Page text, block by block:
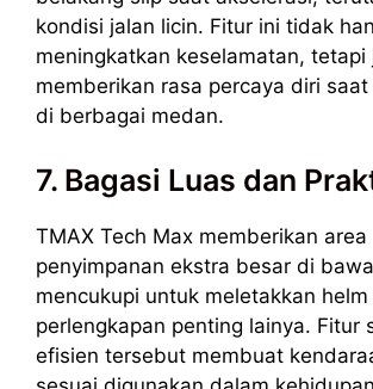
kondisi jalan licin. Fitur ini tidak
meningkatkan keselamatan, tetapi
memberikan rasa percaya diri
di berbagai medan.
7. Bagasi Luas dan
TMAX Tech Max memberikan area
penyimpanan ekstra besar di
mencukupi untuk meletakkan
perlengkapan penting lainya. Fitur
efisien tersebut membuat